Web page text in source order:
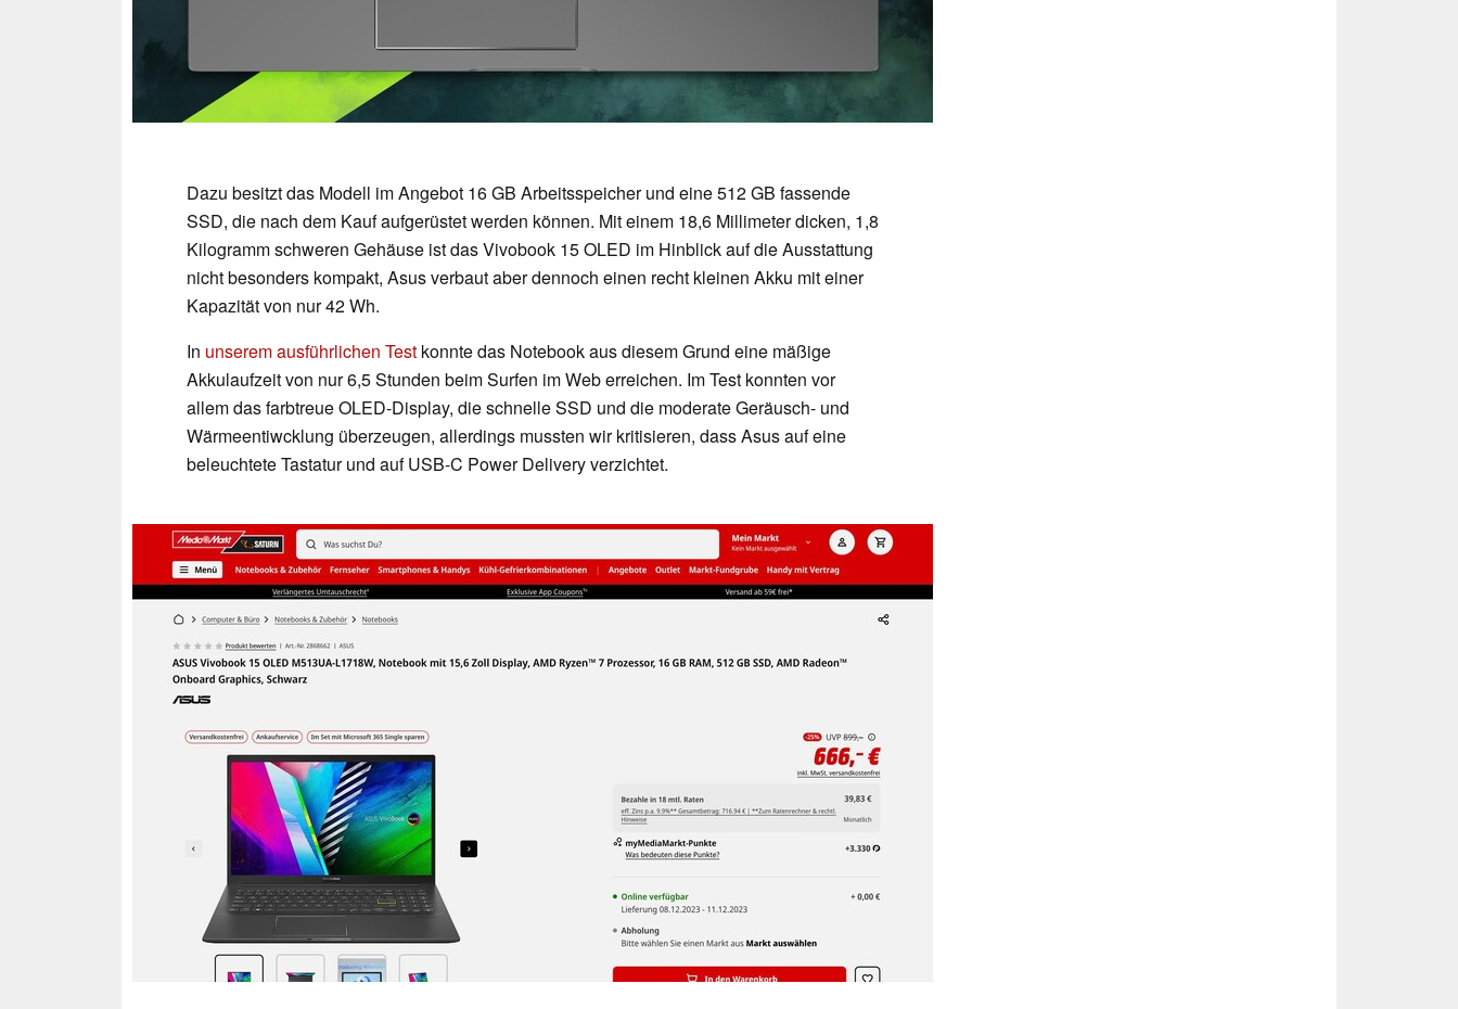
Dazu besitzt das Modell im Angebot 16 GB Arbeitsspeicher und eine 512 GB fassende
SSD, die nach dem Kauf aufgerüstet werden können. Mit einem 18,6 Millimeter dicken, 1,8
Kilogramm schweren Gehäuse ist das Vivobook 15 OLED im Hinblick auf die Ausstattung
nicht besonders kompakt, Asus verbaut aber dennoch einen recht kleinen Akku mit einer
Kapazität von nur 42 Wh.
In unserem ausführlichen Test konnte das Notebook aus diesem Grund eine mäßige
Akkulaufzeit von nur 6,5 Stunden beim Surfen im Web erreichen. Im Test konnten vor
allem das farbtreue OLED-Display, die schnelle SSD und die moderate Geräusch- und
Wärmeentiwcklung überzeugen, allerdings mussten wir kritisieren, dass Asus auf eine
beleuchtete Tastatur und auf USB-C Power Delivery verzichtet.